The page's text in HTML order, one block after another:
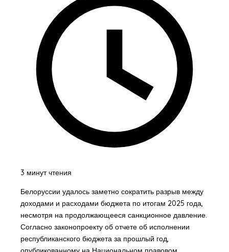
3 минут чтения
Белоруссии удалось заметно сократить разрыв между
доходами и расходами бюджета по итогам 2025 года,
несмотря на продолжающееся санкционное давление.
Согласно законопроекту об отчете об исполнении
республиканского бюджета за прошлый год,